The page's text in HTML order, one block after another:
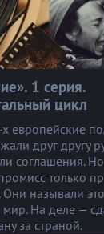
1 серия.
цикл
европейские
друг другу
соглашения.
только
Они называли это
На деле —
за страной.